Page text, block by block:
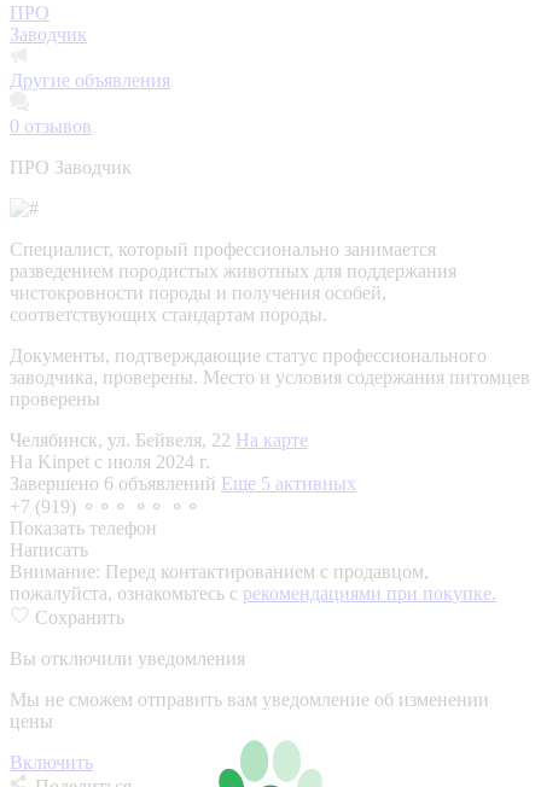
ПРО
Заводчик
Другие объявления
0 отзывов
ПРО Заводчик
Специалист, который профессионально занимается
разведением породистых животных для поддержания
чистокровности породы и получения особей,
соответствующих стандартам породы.
Документы, подтверждающие статус профессионального
заводчика, проверены. Место и условия содержания питомцев
проверены
Челябинск, ул. Бейвеля, 22 На карте
На Kinpet c июля 2024 г.
Завершено 6 объявлений Еще 5 активных
+7 (919) ⚬⚬⚬ ⚬⚬ ⚬⚬
Показать телефон
Написать
Внимание: Перед контактированием с продавцом,
пожалуйста, ознакомьтесь с рекомендациями при покупке.
Сохранить
Вы отключили уведомления
Мы не сможем отправить вам уведомление об изменении
цены
Включить